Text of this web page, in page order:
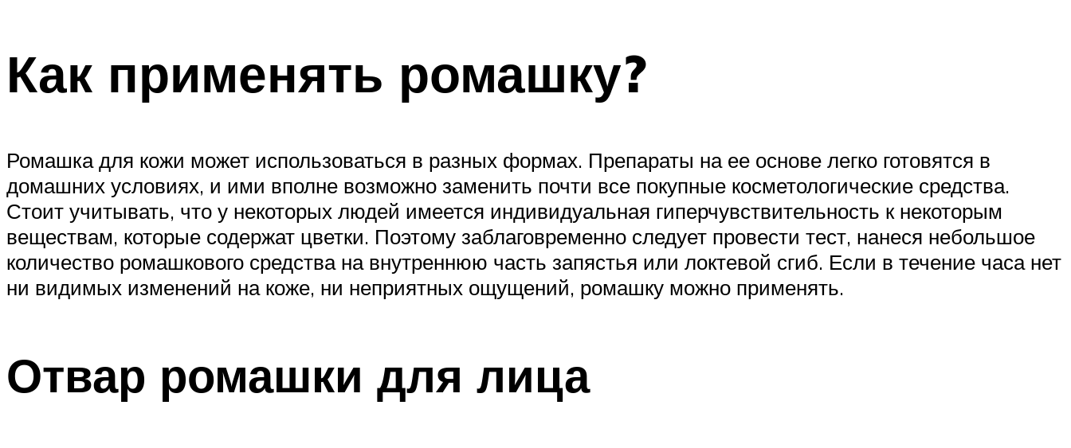
Как применять ромашку?
Ромашка для кожи может использоваться в разных формах. Препараты на ее основе легко готовятся в
домашних условиях, и ими вполне возможно заменить почти все покупные косметологические средства.
Стоит учитывать, что у некоторых людей имеется индивидуальная гиперчувствительность к некоторым
веществам, которые содержат цветки. Поэтому заблаговременно следует провести тест, нанеся небольшое
количество ромашкового средства на внутреннюю часть запястья или локтевой сгиб. Если в течение часа нет
ни видимых изменений на коже, ни неприятных ощущений, ромашку можно применять.
Отвар ромашки для лица